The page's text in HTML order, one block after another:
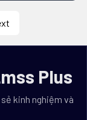
Plus
kinh nghiệm và